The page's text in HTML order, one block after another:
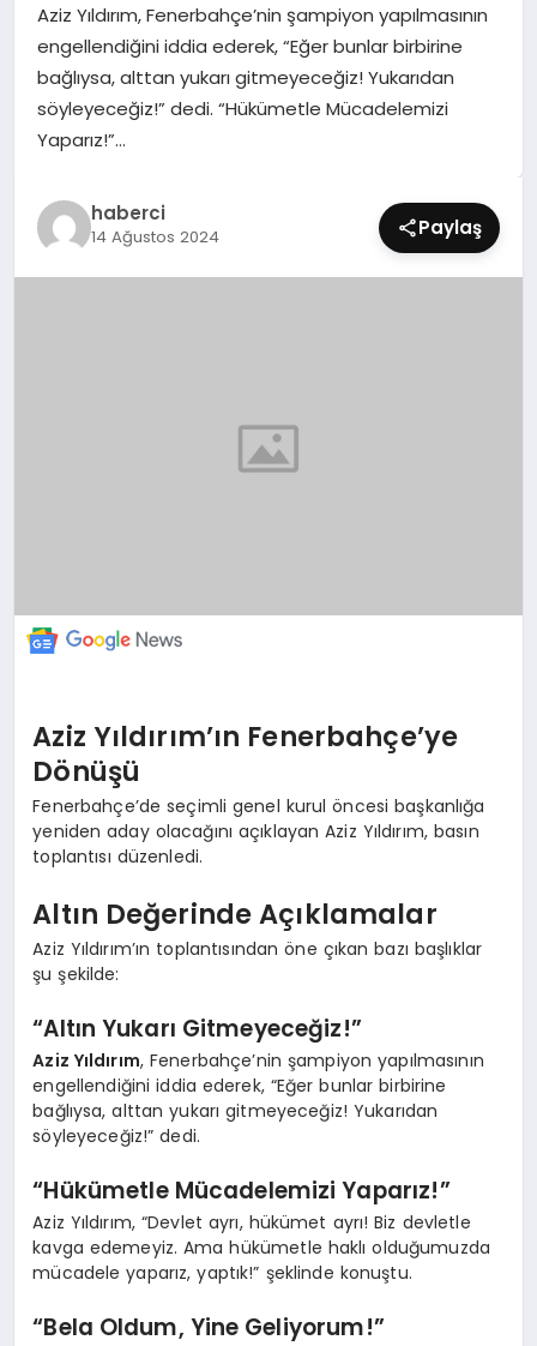
TEKNOLOJI
YAŞAM
Aziz Yıldırım, Fenerbahçe’nin şampiyon yapılmasının
engellendiğini iddia ederek, “Eğer bunlar birbirine
bağlıysa, alttan yukarı gitmeyeceğiz! Yukarıdan
söyleyeceğiz!” dedi. “Hükümetle Mücadelemizi
Yaparız!”…
haberci
14 Ağustos 2024 Paylaş
Aziz Yıldırım’ın Fenerbahçe’ye
Dönüşü
Fenerbahçe’de seçimli genel kurul öncesi başkanlığa
yeniden aday olacağını açıklayan Aziz Yıldırım, basın
toplantısı düzenledi.
Altın Değerinde Açıklamalar
Aziz Yıldırım’ın toplantısından öne çıkan bazı başlıklar
şu şekilde:
“Altın Yukarı Gitmeyeceğiz!”
Aziz Yıldırım, Fenerbahçe’nin şampiyon yapılmasının
engellendiğini iddia ederek, “Eğer bunlar birbirine
bağlıysa, alttan yukarı gitmeyeceğiz! Yukarıdan
söyleyeceğiz!” dedi.
“Hükümetle Mücadelemizi Yaparız!”
Aziz Yıldırım, “Devlet ayrı, hükümet ayrı! Biz devletle
kavga edemeyiz. Ama hükümetle haklı olduğumuzda
mücadele yaparız, yaptık!” şeklinde konuştu.
“Bela Oldum, Yine Geliyorum!”